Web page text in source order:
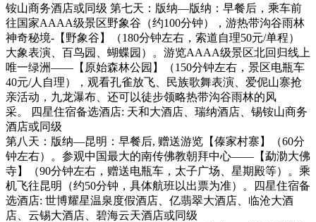
铵山商务酒店或同级 第七天：版纳—版纳：早餐后，乘车前
往国家AAAA级景区野象谷（约100分钟），游热带沟谷雨林
神奇秘境-【野象谷】（180分钟左右，索道自理50元/单程）
大象表演、百鸟园、蝴蝶园）。游览AAAA级景区北回归线上
唯一绿洲——【原始森林公园】（150分钟左右，景区电瓶车
40元/人自理），观看孔雀放飞、民族歌舞表演、爱伲山寨抢
亲活动，九龙瀑布、还可以徒步领略热带沟谷雨林的风
采。 四星住宿备选酒店: 天和大酒店、瑞纳酒店、锡铵山商务
酒店或同级
第八天：版纳—昆明：早餐后, 赠送游览【傣家村寨】（60分
钟左右）。参观中国最大的南传佛教朝拜中心――【勐泐大佛
寺】（90分钟左右，赠送电瓶车，太子广场、星期殿等）。乘
机飞往昆明（约50分钟，具体航班以出票为准）。四星住宿备
选酒店: 世博耀星温泉度假酒店、亿翡翠大酒店、临沧大酒
店、云锡大酒店、碧海云天酒店或同级